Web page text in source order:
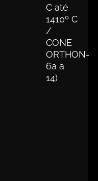
C até
1410º C
/
CONE
ORTHON-
6a a
14)